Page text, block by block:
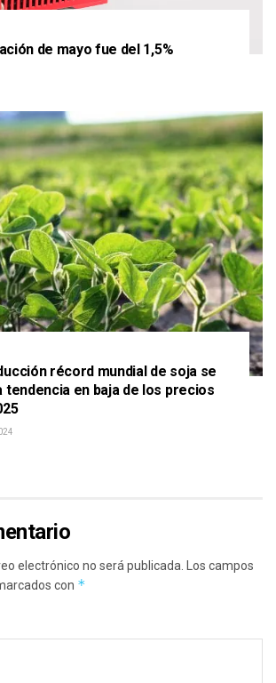
de mayo fue del 1,5%
récord mundial de soja se
tendencia en baja de los precios
electrónico no será publicada. Los campos
con *